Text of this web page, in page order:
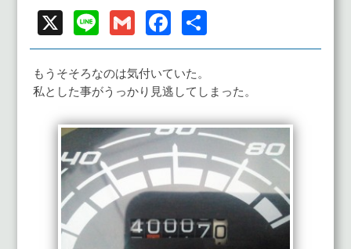
X Line GmailFacebook
有
もうそそろなのは気付いていた。
私とした事がうっかり見逃してしまった。